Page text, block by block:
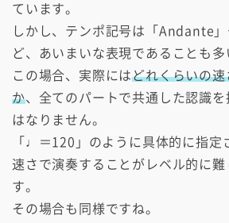
ています。
しかし、テンポ記号は「Andante
ど、あいまいな表現であることも多
この場合、実際にはどれくらいの
か、全てのパートで共通した認識を
はなりません。
「♩＝120」のように具体的に指定
速さで演奏することがレベル的に難
す。
その場合も同様ですね。